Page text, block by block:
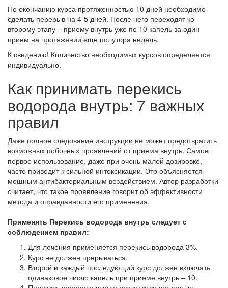
По окончанию курса протяженностью 10 дней необходимо
сделать перерыв на 4-5 дней. После него переходят ко
второму этапу – приему внутрь уже по 10 капель за один
прием на протяжении еще полутора недель.
К сведению! Количество необходимых курсов определяется
индивидуально.
Как принимать перекись
водорода внутрь: 7 важных
правил
Даже полное следование инструкции не может предотвратить
возможных побочных проявлений от приема внутрь. Самое
первое использование, даже при очень малой дозировке,
часто приводит к сильной интоксикации. Это объясняется
мощным антибактериальным воздействием. Автор разработки
считает, что такое проявление говорит об эффективности
метода и оправданности его применения.
Применять Перекись водорода внутрь следует с
соблюдением правил:
Для лечения применяется перекись водорода 3%.
Курс не должен прерываться.
Второй и каждый последующий курс должен включать
одинаковое число капель при приеме внутрь – 10.